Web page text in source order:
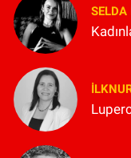
SELDA